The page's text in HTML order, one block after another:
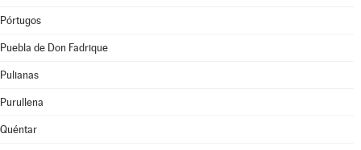
Pórtugos
Puebla de Don Fadrique
Pulianas
Purullena
Quéntar